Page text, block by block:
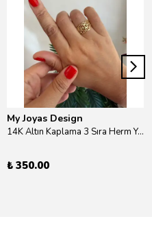
My Joyas Design
14K Altın Kaplama 3 Sıra Herm Yüzük Gold
₺ 350.00